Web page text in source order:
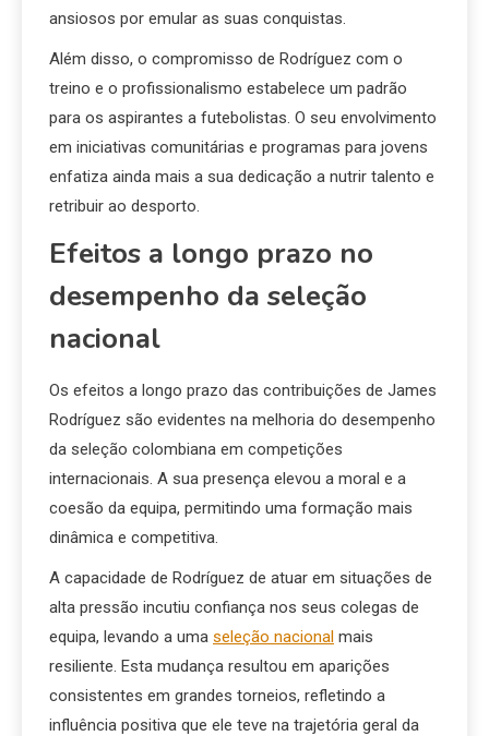
ansiosos por emular as suas conquistas.
Além disso, o compromisso de Rodríguez com o
treino e o profissionalismo estabelece um padrão
para os aspirantes a futebolistas. O seu envolvimento
em iniciativas comunitárias e programas para jovens
enfatiza ainda mais a sua dedicação a nutrir talento e
retribuir ao desporto.
Efeitos a longo prazo no
desempenho da seleção
nacional
Os efeitos a longo prazo das contribuições de James
Rodríguez são evidentes na melhoria do desempenho
da seleção colombiana em competições
internacionais. A sua presença elevou a moral e a
coesão da equipa, permitindo uma formação mais
dinâmica e competitiva.
A capacidade de Rodríguez de atuar em situações de
alta pressão incutiu confiança nos seus colegas de
equipa, levando a uma seleção nacional mais
resiliente. Esta mudança resultou em aparições
consistentes em grandes torneios, refletindo a
influência positiva que ele teve na trajetória geral da